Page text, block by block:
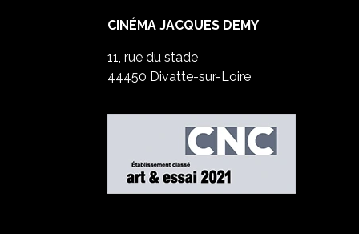
CINÉMA JACQUES DEMY
11, rue du stade
44450 Divatte-sur-Loire